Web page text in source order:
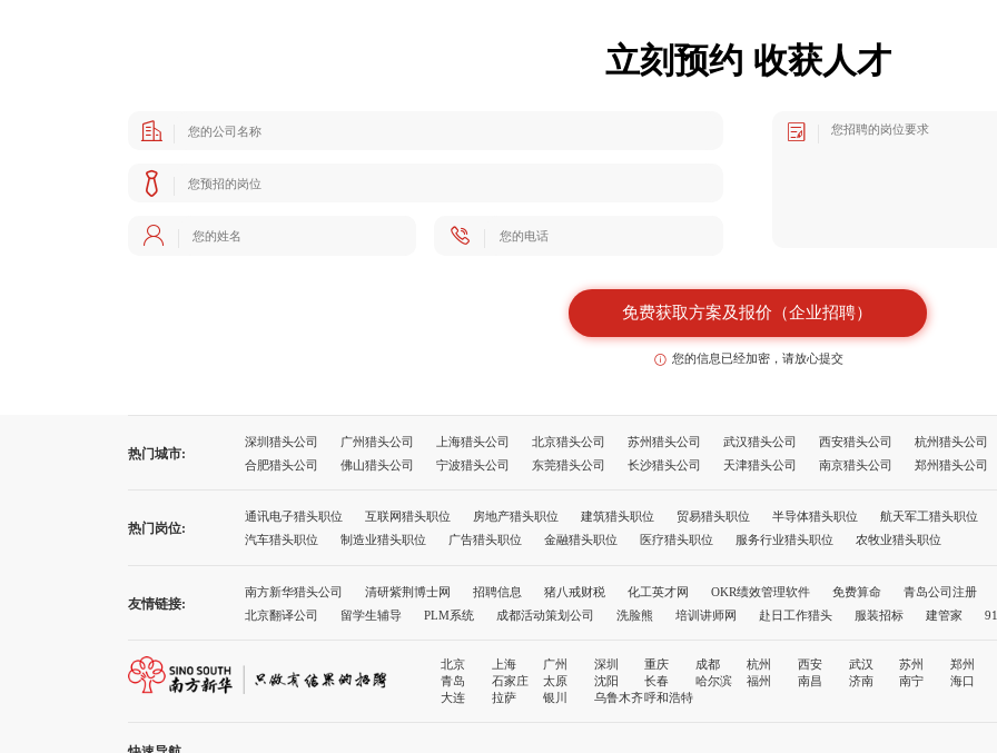
立刻预约 收获人才
免费获取方案及报价（企业招聘）
您的信息已经加密，请放心提交
热门城市:
深圳猎头公司 广州猎头公司 上海猎头公司 北京猎头公司 苏州猎头公司 武汉猎头公司 西安猎头公司 杭州猎头公司
合肥猎头公司
佛山猎头公司 宁波猎头公司 东莞猎头公司 长沙猎头公司 天津猎头公司 南京猎头公司 郑州猎头公司
厦门猎头公司
西宁猎头公司 兰州猎头公司 拉萨猎头公司 银川猎头公司 乌鲁木齐猎头公司 呼和浩特猎头公司 成都
广州猎头公司前十名
上海猎头公司前十名 北京猎头公司前十名
热门岗位:
通讯电子猎头职位 互联网猎头职位 房地产猎头职位 建筑猎头职位 贸易猎头职位 半导体猎头职位 航天军工猎头职位
汽车猎头职位
制造业猎头职位 广告猎头职位 金融猎头职位 医疗猎头职位 服务行业猎头职位 农牧业猎头职位
友情链接:
南方新华猎头公司 清研紫荆博士网 招聘信息 猪八戒财税 化工英才网 OKR绩效管理软件 免费算命 青岛公司注册
北京翻译公司
留学生辅导 PLM系统 成都活动策划公司 洗脸熊 培训讲师网 赴日工作猎头 服装招标 建管家
北京
上海 广州 深圳 重庆 成都 杭州 西安 武汉 苏州 郑州
青岛
石家庄 太原 沈阳 长春 哈尔滨 福州 南昌 济南 南宁 海口
大连
拉萨 银川 乌鲁木齐呼和浩特